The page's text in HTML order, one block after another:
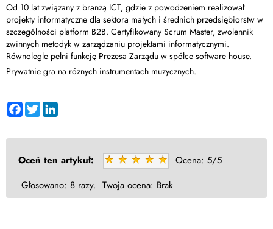
Od 10 lat związany z branżą ICT, gdzie z powodzeniem realizował
projekty informatyczne dla sektora małych i średnich przedsiębiorstw w
szczególności platform B2B. Certyfikowany Scrum Master, zwolennik
zwinnych metodyk w zarządzaniu projektami informatycznymi.
Równolegle pełni funkcję Prezesa Zarządu w spółce software house.
Prywatnie gra na różnych instrumentach muzycznych.
Facebook
Twitter
Oceń ten artykuł: Ocena: 5/5
Głosowano: 8 razy. Twoja ocena: Brak